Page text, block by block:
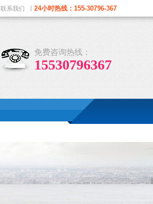
联系我们 24小时热线：155-30796-367
免费咨询热线：
15530796367